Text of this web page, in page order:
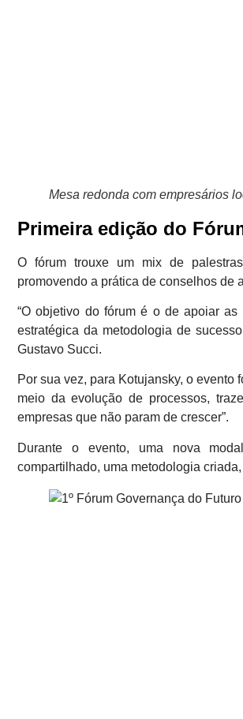
Mesa redonda com empresários
Primeira edição do
O fórum trouxe um mix de
promovendo a prática de conselhos de
“O objetivo do fórum é o de apoiar
estratégica da metodologia de
Gustavo Succi.
Por sua vez, para Kotujansky, o evento
meio da evolução de processos,
empresas que não param de crescer”.
Durante o evento, uma nova
compartilhado, uma metodologia